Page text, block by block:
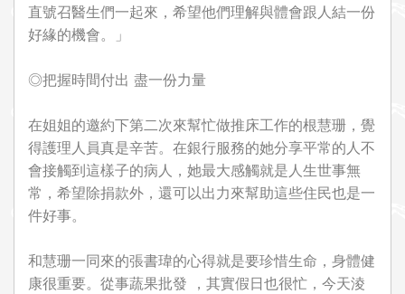
直號召醫生們一起來，希望他們理解與體會跟人結一份
好緣的機會。」
◎把握時間付出 盡一份力量
在姐姐的邀約下第二次來幫忙做推床工作的根慧珊，覺
得護理人員真是辛苦。在銀行服務的她分享平常的人不
會接觸到這樣子的病人，她最大感觸就是人生世事無
常，希望除捐款外，還可以出力來幫助這些住民也是一
件好事。
和慧珊一同來的張書瑋的心得就是要珍惜生命，身體健
康很重要。從事蔬果批發 ，其實假日也很忙，今天淩